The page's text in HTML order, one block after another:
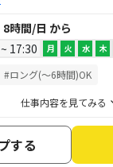
時間/日 から
17:30 月 火 水 木
#ロング(～6時間)OK
仕事内容を見てみる
する